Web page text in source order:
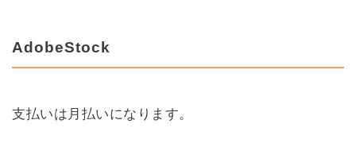
AdobeStock
支払いは月払いになります。